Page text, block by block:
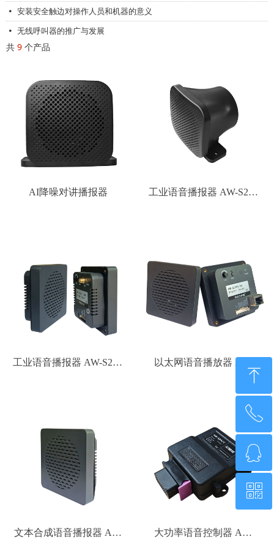
共 9 个产品
AI降噪对讲播报器
工业语音播报器 AW-S24F
工业语音播报器 AW-S24E
以太网语音播放器 AW-
文本合成语音播报器 AW-
大功率语音控制器 AW-
넸 安装安全触边对操作人员和机器的意义
넸 无线呼叫器的推广与发展
ꁸ
回到顶部
ꂅ
0755-21014808
ꁗ
QQ客服
ꀥ